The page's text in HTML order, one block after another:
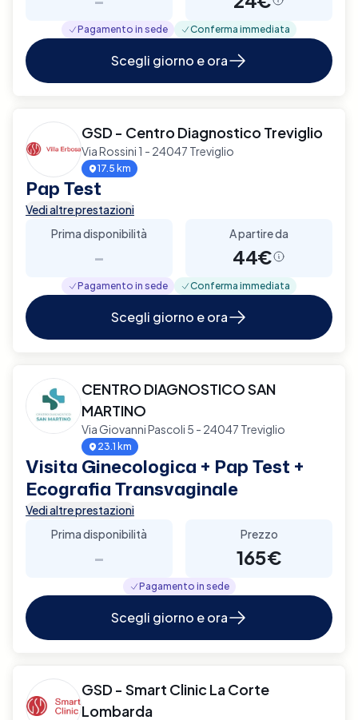
Pagamento in sede Conferma immediata
Scegli giorno e ora
GSD - Centro Diagnostico Treviglio
Via Rossini 1 - 24047 Treviglio
17.5 km
Pap Test
Vedi altre prestazioni
Prima disponibilità
-
A partire da
44€
Pagamento in sede Conferma immediata
Scegli giorno e ora
CENTRO DIAGNOSTICO SAN
MARTINO
Via Giovanni Pascoli 5 - 24047 Treviglio
23.1 km
Visita Ginecologica + Pap Test +
Ecografia Transvaginale
Vedi altre prestazioni
Prima disponibilità
-
Prezzo
165€
Pagamento in sede
Scegli giorno e ora
GSD - Smart Clinic La Corte
Lombarda